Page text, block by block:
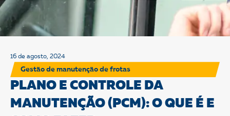
16 de agosto, 2024
Gestão de manutenção de frotas
PLANO E CONTROLE DA
MANUTENÇÃO (PCM): O QUE É E